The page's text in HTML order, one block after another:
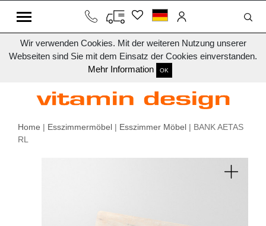
Wir verwenden Cookies. Mit der weiteren Nutzung unserer
Webseiten sind Sie mit dem Einsatz der Cookies einverstanden.
Mehr Information
OK
Home | Esszimmermöbel | Esszimmer Möbel | BANK AETAS
RL